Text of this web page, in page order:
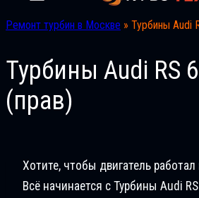
Ремонт турбин в Москве » Турбины Audi
Турбины Audi RS
(прав)
Хотите, чтобы двигатель
Всё начинается с Турбины Audi